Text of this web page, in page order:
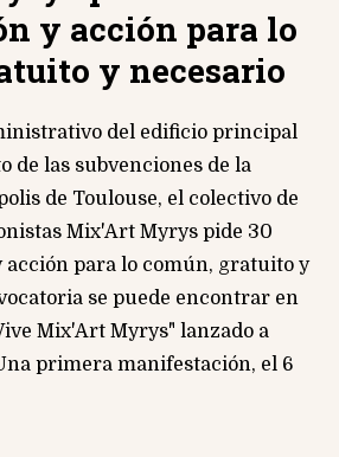
y acción para lo
y necesario
del edificio principal
de las subvenciones de la
de Toulouse, el colectivo de
Mix'Art Myrys pide 30
acción para lo común, gratuito y
se puede encontrar en
Mix'Art Myrys" lanzado a
primera manifestación, el 6